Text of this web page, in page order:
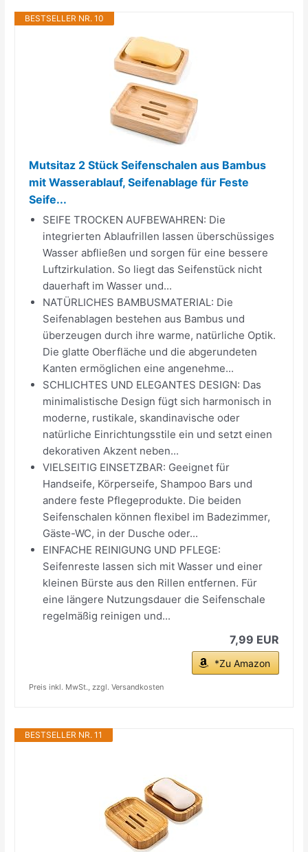
BESTSELLER NR. 10
Mutsitaz 2 Stück Seifenschalen aus Bambus
mit Wasserablauf, Seifenablage für Feste
Seife...
SEIFE TROCKEN AUFBEWAHREN: Die
integrierten Ablaufrillen lassen überschüssiges
Wasser abfließen und sorgen für eine bessere
Luftzirkulation. So liegt das Seifenstück nicht
dauerhaft im Wasser und...
NATÜRLICHES BAMBUSMATERIAL: Die
Seifenablagen bestehen aus Bambus und
überzeugen durch ihre warme, natürliche Optik.
Die glatte Oberfläche und die abgerundeten
Kanten ermöglichen eine angenehme...
SCHLICHTES UND ELEGANTES DESIGN: Das
minimalistische Design fügt sich harmonisch in
moderne, rustikale, skandinavische oder
natürliche Einrichtungsstile ein und setzt einen
dekorativen Akzent neben...
VIELSEITIG EINSETZBAR: Geeignet für
Handseife, Körperseife, Shampoo Bars und
andere feste Pflegeprodukte. Die beiden
Seifenschalen können flexibel im Badezimmer,
Gäste-WC, in der Dusche oder...
EINFACHE REINIGUNG UND PFLEGE:
Seifenreste lassen sich mit Wasser und einer
kleinen Bürste aus den Rillen entfernen. Für
eine längere Nutzungsdauer die Seifenschale
regelmäßig reinigen und...
7,99 EUR
*Zu Amazon
Preis inkl. MwSt., zzgl. Versandkosten
BESTSELLER NR. 11